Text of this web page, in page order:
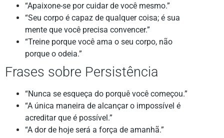
“Apaixone-se por cuidar de você mesmo.”
“Seu corpo é capaz de qualquer coisa; é sua
mente que você precisa convencer.”
“Treine porque você ama o seu corpo, não
porque o odeia.”
Frases sobre Persistência
“Nunca se esqueça do porquê você começou.”
“A única maneira de alcançar o impossível é
acreditar que é possível.”
“A dor de hoje será a força de amanhã.”